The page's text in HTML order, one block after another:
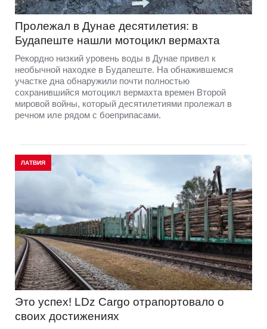
Пролежал в Дунае десятилетия: в
Будапеште нашли мотоцикл вермахта
Рекордно низкий уровень воды в Дунае привел к
необычной находке в Будапеште. На обнажившемся
участке дна обнаружили почти полностью
сохранившийся мотоцикл вермахта времен Второй
мировой войны, который десятилетиями пролежал в
речном иле рядом с боеприпасами.
ЛАТВИЯ
Это успех! LDz Cargo отрапортовало о
своих достижениях